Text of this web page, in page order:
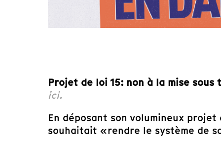
Projet de loi 15: non à la mise
ici.
En déposant son volumineux
souhaitait « rendre le système de